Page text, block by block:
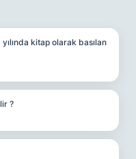
kitap olarak basılan
?